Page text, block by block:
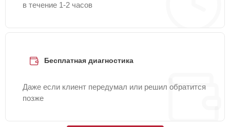
в течение 1-2 часов
Бесплатная диагностика
Даже если клиент передумал или решил обратится
позже